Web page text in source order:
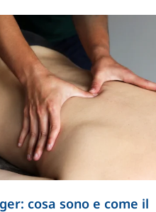
cosa sono e come il